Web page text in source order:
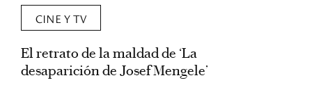
CINE Y TV
El retrato de la maldad de ‘La
desaparición de Josef Mengele’